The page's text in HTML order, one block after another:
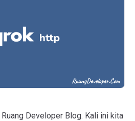
Ruang Developer Blog. Kali ini kita